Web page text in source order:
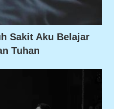
Sakit Aku Belajar
Tuhan